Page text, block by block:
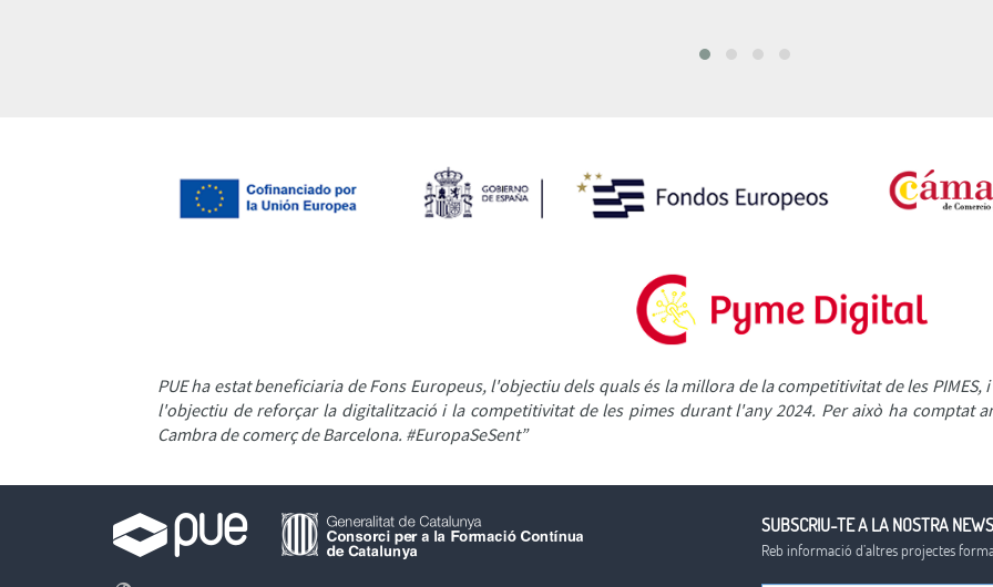
PUE ha estat beneficiaria de Fons Europeus, l'objectiu dels quals és la millora de la competitivitat de les PIMES,
l'objectiu de reforçar la digitalització i la competitivitat de les pimes durant l'any 2024. Per això ha comptat
Cambra de comerç de Barcelona. #EuropaSeSent”
SUBSCRIU-TE A LA NOSTRA
Reb informació d’altres projectes